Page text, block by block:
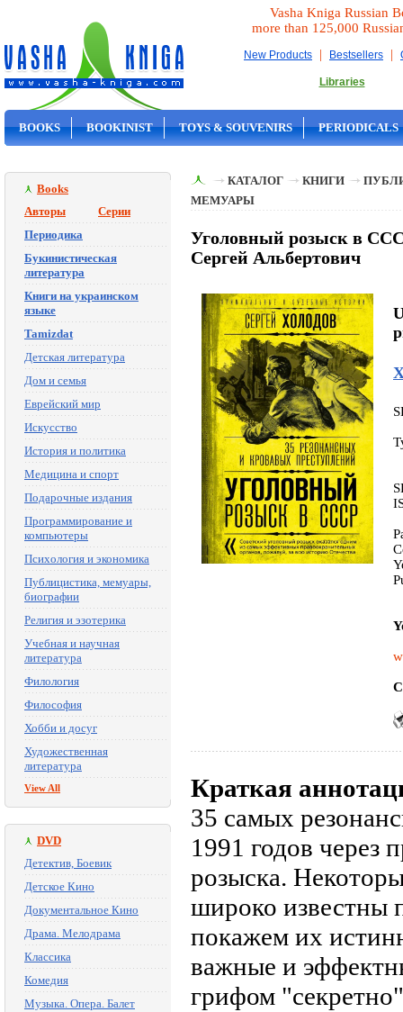
Vasha Kniga Russian
more than 125,000
New Products | Bestsellers |
Libraries
BOOKS BOOKINIST TOYS & SOUVENIRS PERIODICALS
Books
Авторы
Серии
Периодика
Букинистическая
литература
Книги на украинском
языке
Tamizdat
Детская литература
Дом и семья
Еврейский мир
Искусство
История и политика
Медицина и спорт
Подарочные издания
Программирование и
компьютеры
Психология и экономика
Публицистика, мемуары,
биографии
Религия и эзотерика
Учебная и научная
литература
Филология
Философия
Хобби и досуг
Художественная
литература
View All
DVD
Детектив, Боевик
Детское Кино
Документальное Кино
Драма. Мелодрама
Классика
Комедия
Музыка. Опера. Балет
КАТАЛОГ КНИГИ
МЕМУАРЫ
Уголовный розыск в
Сергей Альбертович
Краткая
35 самых
1991 годов через
розыска.
широко известны
покажем их
важные и
грифом